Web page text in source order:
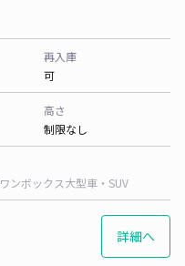
再入庫
可
高さ
制限なし
ワンボックス大型車・SUV
詳細へ